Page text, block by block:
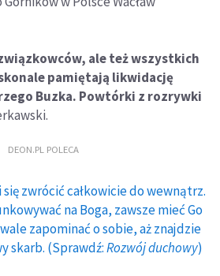
ale też wszystkich
pamiętają likwidację
Buzka. Powtórki z rozrywki
DEON.PL POLECA
zwrócić całkowicie do wewnątrz.
na Boga, zawsze mieć Go
zapominać o sobie, aż znajdzie
skarb. (Sprawdź:Rozwój duchowy)